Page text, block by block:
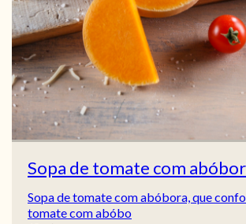
Sopa de tomate com
Sopa de tomate com abóbora, que
tomate com abóbo